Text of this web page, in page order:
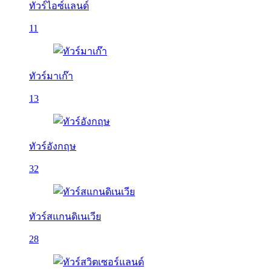
ทัวร์ไอซ์แลนด์
11
ทัวร์มาเก๊า
13
ทัวร์อังกฤษ
32
ทัวร์สแกนดิเนเวีย
28